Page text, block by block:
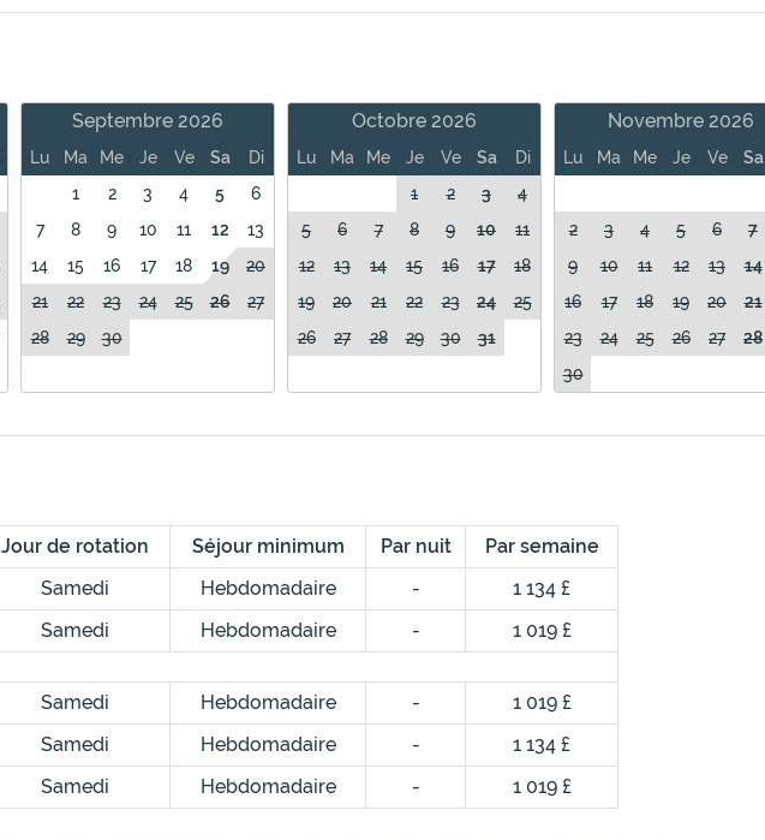
Septembre 2026
Lu Ma Me Je Ve Sa
Di
1
2 3 4 5
6
7
8 9 10 11 12
13
14
15 16 17 18 19
20
21
22 23 24 25 26
27
28
29 30
Octobre 2026
Lu Ma Me Je Ve Sa
Di
1
2 3
4
5
6 7 8 9 10
11
12
13 14 15 16 17
18
19
20 21 22 23 24
25
26
27 28 29 30 31
Novembre 2026
Lu Ma Me Je Ve Sa
2
3 4 5 6 7
9
10 11 12 13 14
16
17 18 19 20 21
23
24 25 26 27 28
30
Jour de rotation Séjour minimum Par nuit
Par semaine
Samedi Hebdomadaire -
1 134 £
Samedi Hebdomadaire -
1 019 £
Samedi Hebdomadaire -
1 019 £
Samedi Hebdomadaire -
1 134 £
Samedi Hebdomadaire - 1 019 £